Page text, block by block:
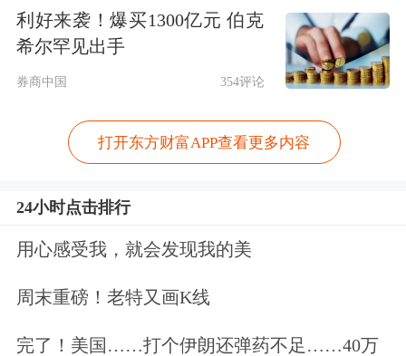
械首板、高德红外首板、 上海雅仕首
板。
利好来袭！爆买1300亿元 伯克
希尔罕见出手
券商中国 354评论
打开东方财富APP查看更多内容
24小时点击排行
用心感受我，就会发现我的美
周末重磅！老特又画K线
完了！美国……打个伊朗还弹药不足……40万